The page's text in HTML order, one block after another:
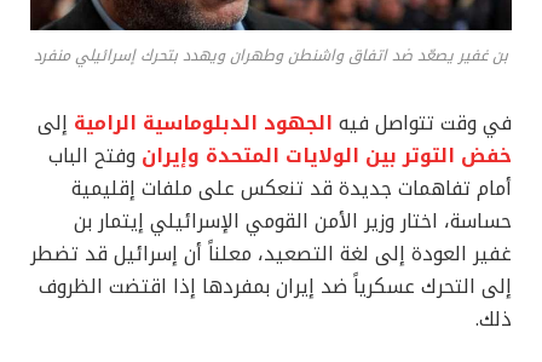
بن غفير يصعّد ضد اتفاق واشنطن وطهران ويهدد بتحرك إسرائيلي منفرد
في وقت تتواصل فيه الجهود الدبلوماسية الرامية إلى
خفض التوتر بين الولايات المتحدة وإيران وفتح الباب
أمام تفاهمات جديدة قد تنعكس على ملفات إقليمية
حساسة، اختار وزير الأمن القومي الإسرائيلي إيتمار بن
غفير العودة إلى لغة التصعيد، معلناً أن إسرائيل قد تضطر
إلى التحرك عسكرياً ضد إيران بمفردها إذا اقتضت الظروف
ذلك.